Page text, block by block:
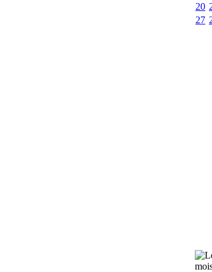
20
27